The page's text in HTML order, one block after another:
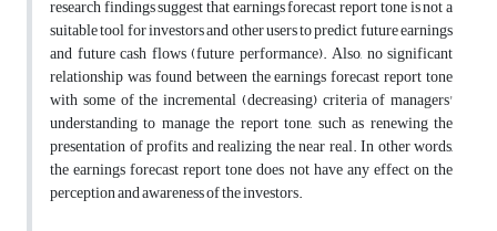
research findings suggest that earnings forecast report tone is not a
suitable tool for investors and other users to predict future earnings
and future cash flows (future performance). Also, no significant
relationship was found between the earnings forecast report tone
with some of the incremental (decreasing) criteria of managers'
understanding to manage the report tone, such as renewing the
presentation of profits and realizing the near real. In other words,
the earnings forecast report tone does not have any effect on the
perception and awareness of the investors.